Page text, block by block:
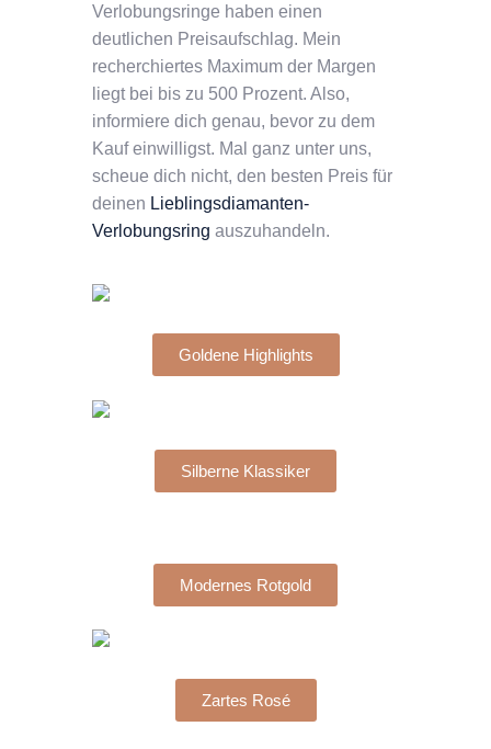
Verlobungsringe haben einen
deutlichen Preisaufschlag. Mein
recherchiertes Maximum der Margen
liegt bei bis zu 500 Prozent. Also,
informiere dich genau, bevor zu dem
Kauf einwilligst. Mal ganz unter uns,
scheue dich nicht, den besten Preis für
deinen Lieblingsdiamanten-
Verlobungsring auszuhandeln.
Goldene Highlights
Silberne Klassiker
Modernes Rotgold
Zartes Rosé